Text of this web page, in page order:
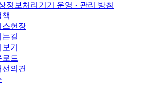
정보처리기기 운영 · 관리 방침
스헌장
길
기
드
의견